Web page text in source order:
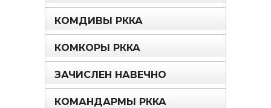
КОМДИВЫ РККА
КОМКОРЫ РККА
ЗАЧИСЛЕН НАВЕЧНО
КОМАНДАРМЫ РККА